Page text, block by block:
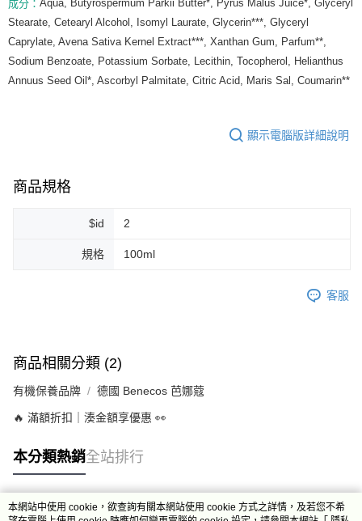
免運費
成分： Aqua, Butyrospermum Parkii Butter*, Pyrus Malus Juice*, Glyceryl
Stearate, Cetearyl Alcohol, Isomyl Laurate, Glycerin***, Glyceryl
Caprylate, Avena Sativa Kernel Extract***, Xanthan Gum, Parfum**,
Sodium Benzoate, Potassium Sorbate, Lecithin, Tocopherol, Helianthus
Annuus Seed Oil*, Ascorbyl Palmitate, Citric Acid, Maris Sal, Coumarin**
顯示電腦版詳細說明
商品規格
$id 2
規格 100ml
客服
商品相關分類 (2)
有機保養品牌 德國 Benecos 芭娜蔻
🔥 滿額折扣｜湊金額享優惠 👀
本分類熱銷全站排行
本網站中使用 cookie，欲查詢有關本網站使用 cookie 方式之詳情，及若您不希